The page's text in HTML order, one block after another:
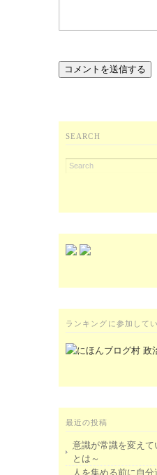
SEARCH
ランキングに参加して
最近の投稿
意識が常識を変え
とは～
人を集める前に自